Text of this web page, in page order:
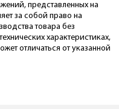
представленных на
за собой право на
товара без
характеристиках,
отличаться от указанной